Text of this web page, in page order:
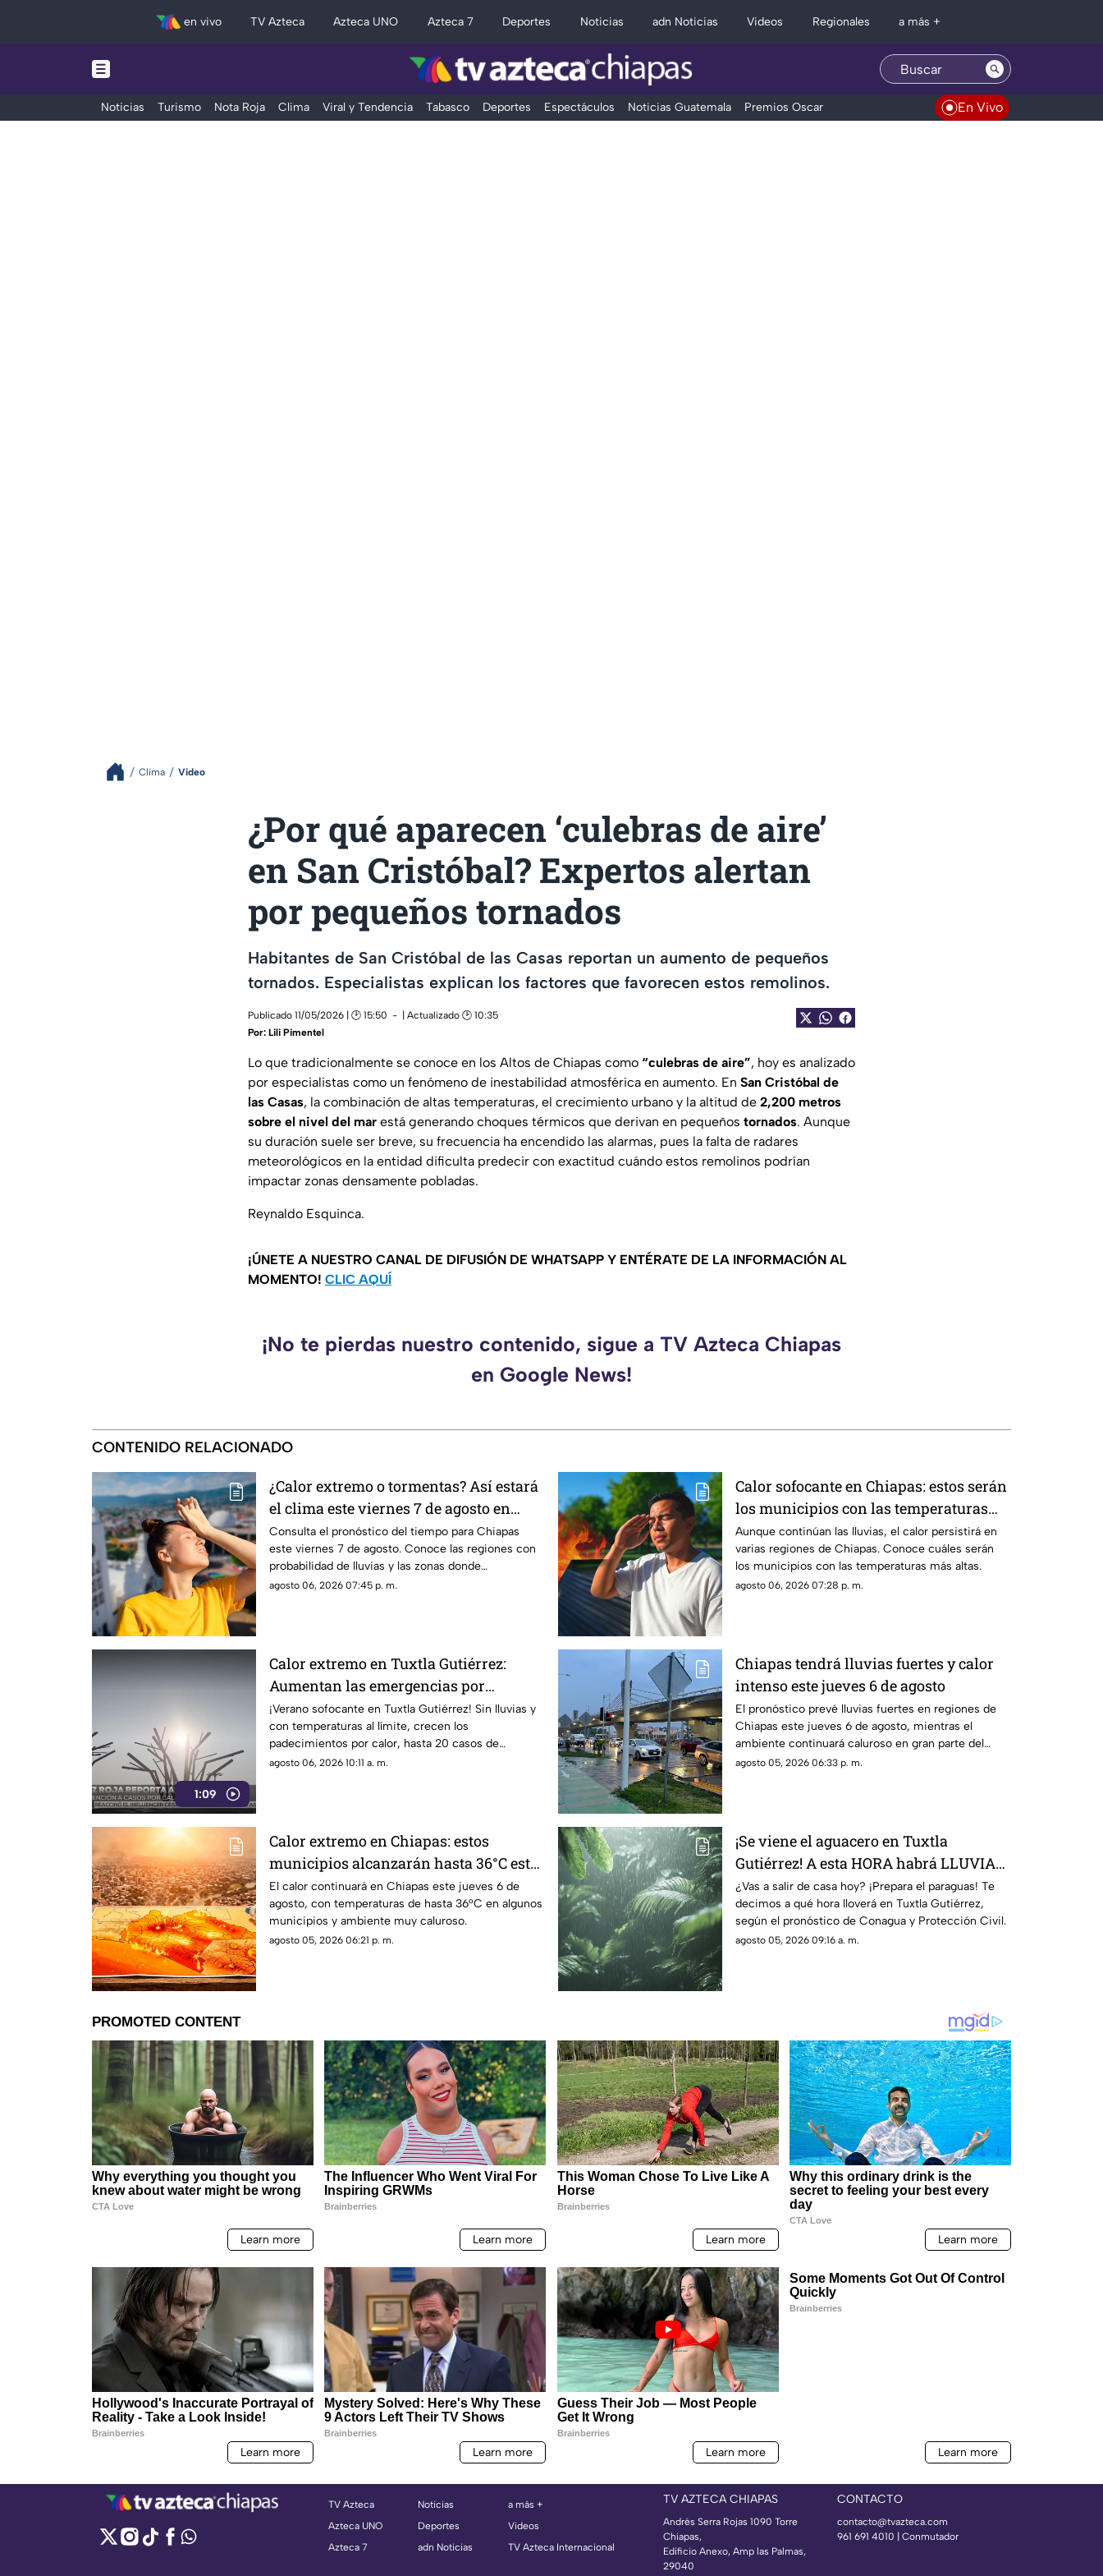
en vivo TV Azteca Azteca UNO Azteca 7 Deportes Noticias adn Noticias Videos Regionales a más +
Noticias Turismo Nota Roja Clima Viral y Tendencia Tabasco Deportes Espectáculos Noticias Guatemala Premios Oscar En Vivo
Clima Video
¿Por qué aparecen ‘culebras de aire’
en San Cristóbal? Expertos alertan
por pequeños tornados
Habitantes de San Cristóbal de las Casas reportan un aumento de pequeños
tornados. Especialistas explican los factores que favorecen estos remolinos.
Publicado 11/05/2026 | 🕑 15:50
| Actualizado 🕑 10:35
Por: Lili Pimentel
Lo que tradicionalmente se conoce en los Altos de Chiapas como “culebras de aire”, hoy es analizado
por especialistas como un fenómeno de inestabilidad atmosférica en aumento. En San Cristóbal de
las Casas, la combinación de altas temperaturas, el crecimiento urbano y la altitud de 2,200 metros
sobre el nivel del mar está generando choques térmicos que derivan en pequeños tornados. Aunque
su duración suele ser breve, su frecuencia ha encendido las alarmas, pues la falta de radares
meteorológicos en la entidad dificulta predecir con exactitud cuándo estos remolinos podrían
impactar zonas densamente pobladas.
Reynaldo Esquinca.
¡ÚNETE A NUESTRO CANAL DE DIFUSIÓN DE WHATSAPP Y ENTÉRATE DE LA INFORMACIÓN AL
MOMENTO! CLIC AQUÍ
¡No te pierdas nuestro contenido, sigue a TV Azteca Chiapas
en Google News!
CONTENIDO RELACIONADO
¿Calor extremo o tormentas? Así estará
el clima este viernes 7 de agosto en
Chiapas
Consulta el pronóstico del tiempo para Chiapas
este viernes 7 de agosto. Conoce las regiones con
probabilidad de lluvias y las zonas donde
predominará el ambiente caluroso.
agosto 06, 2026 07:45 p. m.
Calor sofocante en Chiapas: estos serán
los municipios con las temperaturas
más altas este viernes 7 de agosto
Aunque continúan las lluvias, el calor persistirá en
varias regiones de Chiapas. Conoce cuáles serán
los municipios con las temperaturas más altas.
agosto 06, 2026 07:28 p. m.
1:09
Calor extremo en Tuxtla Gutiérrez:
Aumentan las emergencias por
deshidratación severa
¡Verano sofocante en Tuxtla Gutiérrez! Sin lluvias y
con temperaturas al límite, crecen los
padecimientos por calor, hasta 20 casos de
deshidratación por altas temperaturas.
agosto 06, 2026 10:11 a. m.
Chiapas tendrá lluvias fuertes y calor
intenso este jueves 6 de agosto
El pronóstico prevé lluvias fuertes en regiones de
Chiapas este jueves 6 de agosto, mientras el
ambiente continuará caluroso en gran parte del
estado.
agosto 05, 2026 06:33 p. m.
Calor extremo en Chiapas: estos
municipios alcanzarán hasta 36°C este
jueves
El calor continuará en Chiapas este jueves 6 de
agosto, con temperaturas de hasta 36°C en algunos
municipios y ambiente muy caluroso.
agosto 05, 2026 06:21 p. m.
¡Se viene el aguacero en Tuxtla
Gutiérrez! A esta HORA habrá LLUVIAS
intensas hoy 5 de agosto
¿Vas a salir de casa hoy? ¡Prepara el paraguas! Te
decimos a qué hora lloverá en Tuxtla Gutiérrez,
según el pronóstico de Conagua y Protección Civil.
agosto 05, 2026 09:16 a. m.
TV Azteca
Azteca UNO
Azteca 7
Noticias
Deportes
adn Noticias
a más +
Videos
TV Azteca Internacional
TV AZTECA CHIAPAS
Andrés Serra Rojas 1090 Torre
Chiapas,
Edificio Anexo, Amp las Palmas,
29040
CONTACTO
contacto@tvazteca.com
961 691 4010 | Conmutador